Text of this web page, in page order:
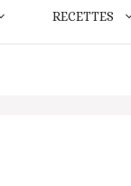
RECETTES